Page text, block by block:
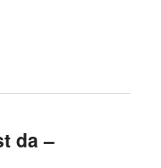
da –